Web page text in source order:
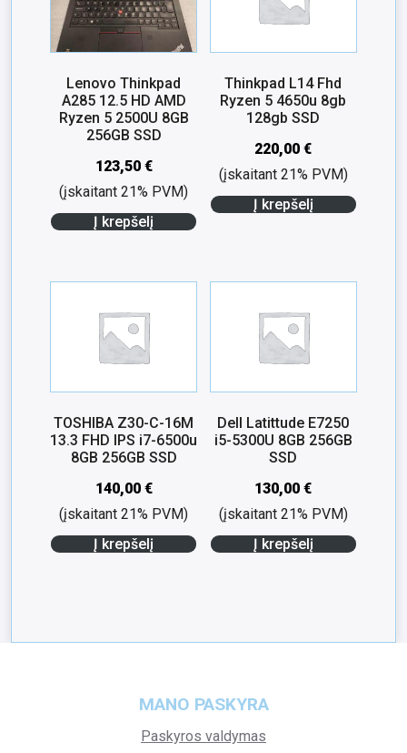
Lenovo Thinkpad
A285 12.5 HD AMD
Ryzen 5 2500U 8GB
256GB SSD
123,50 €
(įskaitant 21% PVM)
Į krepšelį
Thinkpad L14 Fhd
Ryzen 5 4650u 8gb
128gb SSD
220,00€
(įskaitant 21% PVM)
Į krepšelį
TOSHIBA Z30-C-16M
13.3 FHD IPS i7-6500u
8GB 256GB SSD
140,00 €
(įskaitant 21% PVM)
Į krepšelį
Dell Latittude E7250
i5-5300U 8GB 256GB
SSD
130,00€
(įskaitant 21% PVM)
Į krepšelį
MANO PASKYRA
Paskyros valdymas